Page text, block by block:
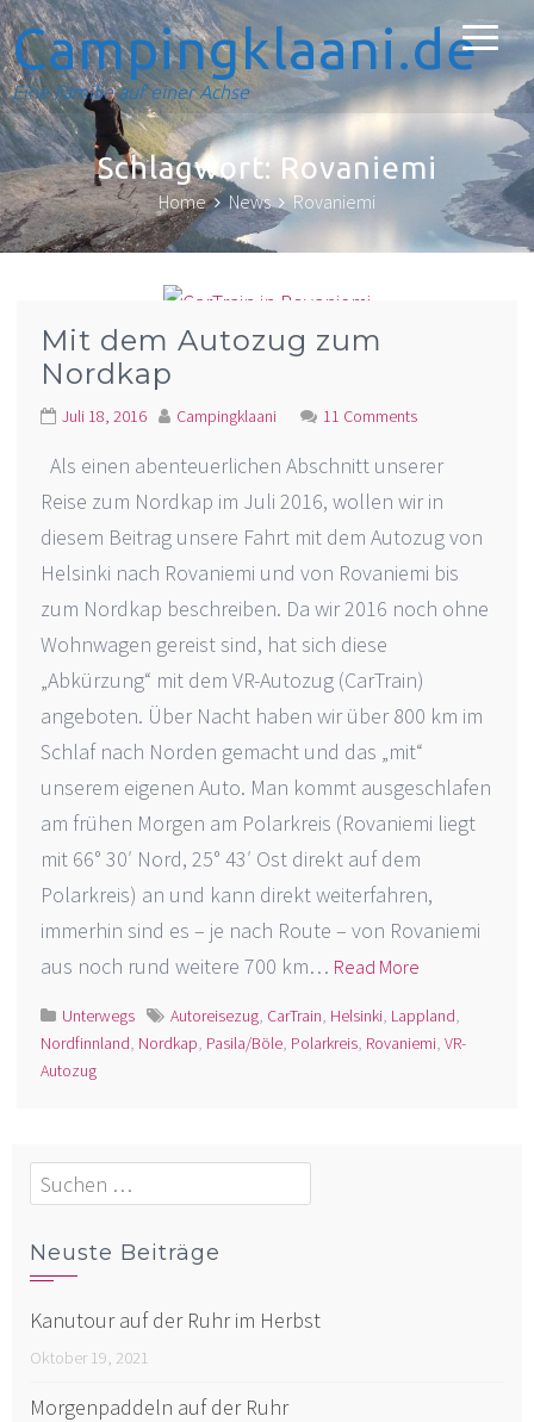
Campingklaani.de
Eine Familie auf einer Achse
Schlagwort: Rovaniemi
Home News Rovaniemi
Mit dem Autozug zum
Nordkap
Juli 18, 2016 Campingklaani 11 Comments
Als einen abenteuerlichen Abschnitt unserer
Reise zum Nordkap im Juli 2016, wollen wir in
diesem Beitrag unsere Fahrt mit dem Autozug von
Helsinki nach Rovaniemi und von Rovaniemi bis
zum Nordkap beschreiben. Da wir 2016 noch ohne
Wohnwagen gereist sind, hat sich diese
„Abkürzung“ mit dem VR-Autozug (CarTrain)
angeboten. Über Nacht haben wir über 800 km im
Schlaf nach Norden gemacht und das „mit“
unserem eigenen Auto. Man kommt ausgeschlafen
am frühen Morgen am Polarkreis (Rovaniemi liegt
mit 66° 30′ Nord, 25° 43′ Ost direkt auf dem
Polarkreis) an und kann direkt weiterfahren,
immerhin sind es – je nach Route – von Rovaniemi
aus noch rund weitere 700 km… Read More
Unterwegs Autoreisezug, CarTrain, Helsinki, Lappland,
Nordfinnland, Nordkap, Pasila/Böle, Polarkreis, Rovaniemi,VR-
Autozug
Suchen
nach:
Neuste Beiträge
Kanutour auf der Ruhr im Herbst
Oktober 19, 2021
Morgenpaddeln auf der Ruhr